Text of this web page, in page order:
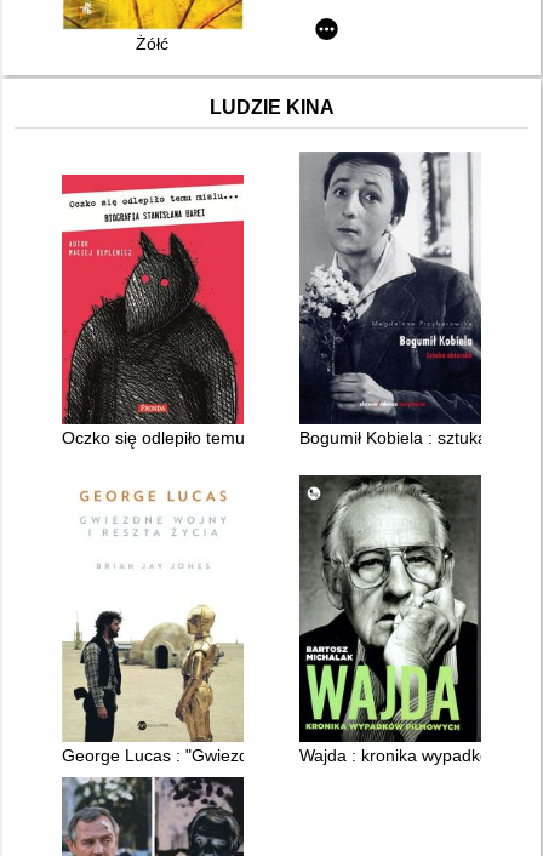
Żółć
LUDZIE KINA
Oczko się odlepiło temu misiu... : biografia Stanisława Barei
Bogumił Kobiela : sztuka
George Lucas : "Gwiezdne wojny" i reszta życia
Wajda : kronika wypadków